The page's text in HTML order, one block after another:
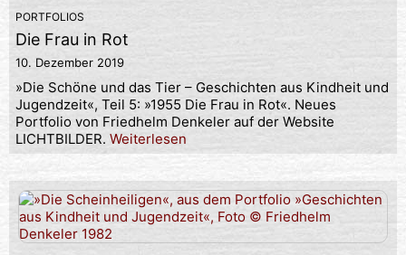
PORTFOLIOS
Die Frau in Rot
10. Dezember 2019
»Die Schöne und das Tier – Geschichten aus Kindheit und
Jugendzeit«, Teil 5: »1955 Die Frau in Rot«. Neues
Portfolio von Friedhelm Denkeler auf der Website
LICHTBILDER. Weiterlesen